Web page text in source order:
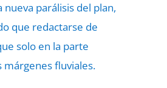
nueva parálisis del plan,
que redactarse de
solo en la parte
márgenes fluviales.